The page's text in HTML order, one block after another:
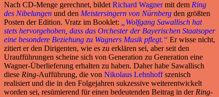
Nach CD-Menge gerechnet, bildet Richard Wagnermit dem Ring
des Nibelungen und den Meistersingern von Nürnberg den größten
Posten der Edition. Vratz im Booklet: „Wolfgang Sawallisch hat
stets hervorgehoben, dass das Orchester der Bayerischen Staatsoper
eine besondere Beziehung zu Wagners Musik pflegt.“ Er wisse nicht,
zitiert er den Dirigenten, wie es zu erklären sei, aber seit den
Uraufführungen scheine sich von Generation zu Generation eine
Wagner-Überlieferung erhalten zu haben. Daher habe Sawallisch
diese Ring-Aufführung, die von Nikolaus Lehnhoffszenisch
realisiert und die in den Folgejahren sukzessive weiterentwickelt
worden sei, resümierend für einen bedeutenden Beitrag in der Ring-